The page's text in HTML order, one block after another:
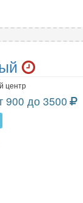
центр
900 до 3500